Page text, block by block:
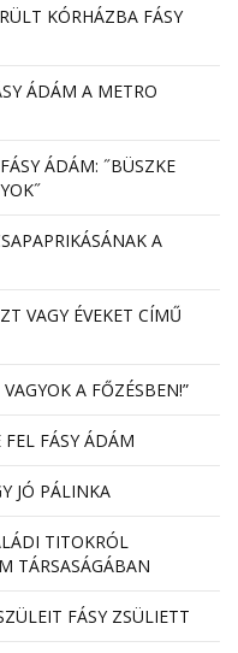
KÓR­HÁZBA FÁSY
ÁDÁM A METRO
ÁDÁM: ˝BÜSZKE
A
VAGY ÉVEKET CÍMŰ
A FŐZÉSBEN!”
FEL FÁSY ÁDÁM
JÓ PÁLINKA
TITOKRÓL
TÁRSASÁGÁBAN
FÁSY ZSÜLIETT